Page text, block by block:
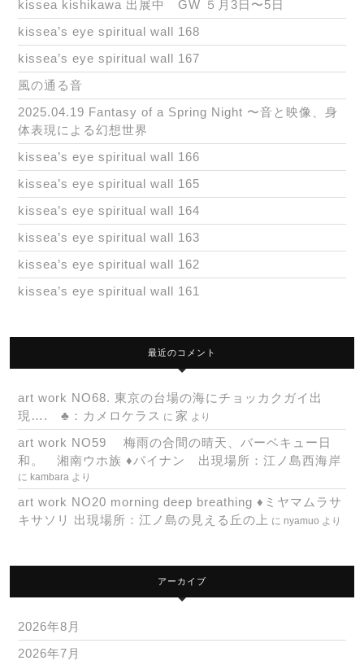
kissea kishikawa 出展中 GW ５月3日〜5日
kissea’s eye spiritual wall 168
kissea’s eye spiritual wall 167
風の通る音
2025.04.19 Fantasy of a Spring Night 〜音と映像、身
体表現による幻想世界
kissea’s eye spiritual wall 166
kissea’s eye spiritual wall 165
kissea’s eye spiritual wall 164
kissea’s eye spiritual wall 163
kissea’s eye spiritual wall 162
kissea’s eye spiritual wall 161
最近のコメント
art work NO68. 東京の台場の海にチョッカクガイ出
現…. ♣：カメロケラス に 家 より
art work NO59 梅雨の合間の晴天、バーベキュー日
和。 湘南ウホ族 ♦パイナン 出現場所：江ノ島西海岸
に kambara より
art work NO20 morning deep breathing ♦ミヤマムラサ
キサソリ 出現場所：江ノ島の見える丘の上 に nyamuo より
アーカイブ
2026年8月
2026年7月